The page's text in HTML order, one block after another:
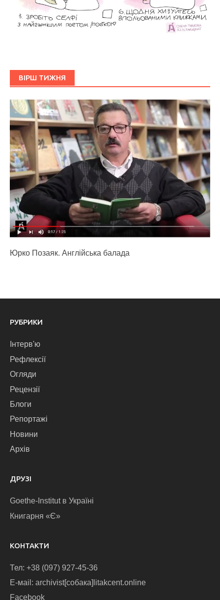
ВІРШ ТИЖНЯ
Юрко Позаяк. Англійська балада
РУБРИКИ
Інтерв'ю
Рефлексії
Огляди
Рецензії
Блоги
Репортажі
Новини
Архів
ДРУЗІ
Goethe-Institut в Україні
Книгарня «Є»
КОНТАКТИ
Тел: +38 (097) 927-45-36
E-маіl: archivist[собака]litakcent.online
Facebook